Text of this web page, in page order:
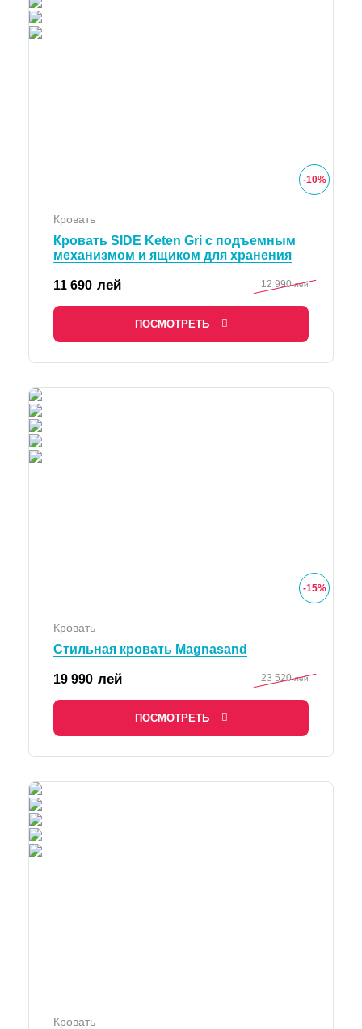
-10%
Кровать
Кровать SIDE Keten Gri с подъемным
механизмом и ящиком для хранения
11 690 лей 12 990 лей
ПОСМОТРЕТЬ
-15%
Кровать
Стильная кровать Magnasand
19 990 лей 23 520 лей
ПОСМОТРЕТЬ
Кровать